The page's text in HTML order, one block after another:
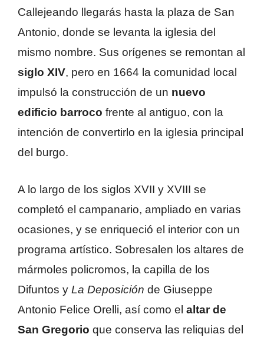
Callejeando llegarás hasta la plaza de San
Antonio, donde se levanta la iglesia del
mismo nombre. Sus orígenes se remontan al
siglo XIV, pero en 1664 la comunidad local
impulsó la construcción de un nuevo
edificio barroco frente al antiguo, con la
intención de convertirlo en la iglesia principal
del burgo.
A lo largo de los siglos XVII y XVIII se
completó el campanario, ampliado en varias
ocasiones, y se enriqueció el interior con un
programa artístico. Sobresalen los altares de
mármoles policromos, la capilla de los
Difuntos y La Deposición de Giuseppe
Antonio Felice Orelli, así como el altar de
San Gregorio que conserva las reliquias del